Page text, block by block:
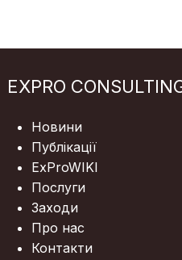
EXPRO
Новини
Публікації
ExProWIKI
Послуги
Заходи
Про нас
Контакти